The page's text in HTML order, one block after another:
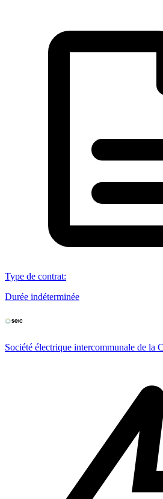
Type de contrat:
Durée indéterminée
Société électrique intercommunale de la